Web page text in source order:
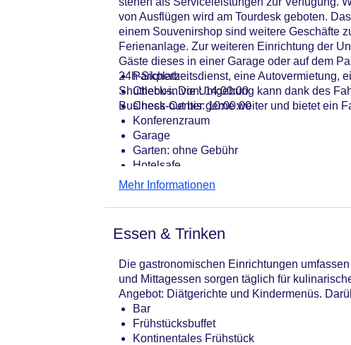
von Ausflügen wird am Tourdesk geboten.
einem Souvenirshop sind weitere Geschäfte
Ferienanlage. Zur weiteren Einrichtung der
Gäste dieses in einer Garage oder auf dem
24h-Sicherheitsdienst, eine Autovermietung,
Shuttlebus. Die Umgebung kann dank des
Business-Center gerne weiter und bietet ein
Parkplatz
Check-in von: 14:00:00
Check-out bis: 10:00:00
Konferenzraum
Garage
Garten: ohne Gebühr
Hotelsafe
WLAN/WiFi im Hotel
Anzahl der Aufzüge: 1
Zimmerservice
Gesamtanzahl der Zimmer: 214
Pools:Outdoor Pool, Liegen am Pool
Landeskategorie: 4 Sterne
Mehr Informationen
Essen & Trinken
Die gastronomischen Einrichtungen
und Mittagessen sorgen täglich für
Angebot: Diätgerichte und Kindermenüs.
Bar
Frühstücksbuffet
Kontinentales Frühstück